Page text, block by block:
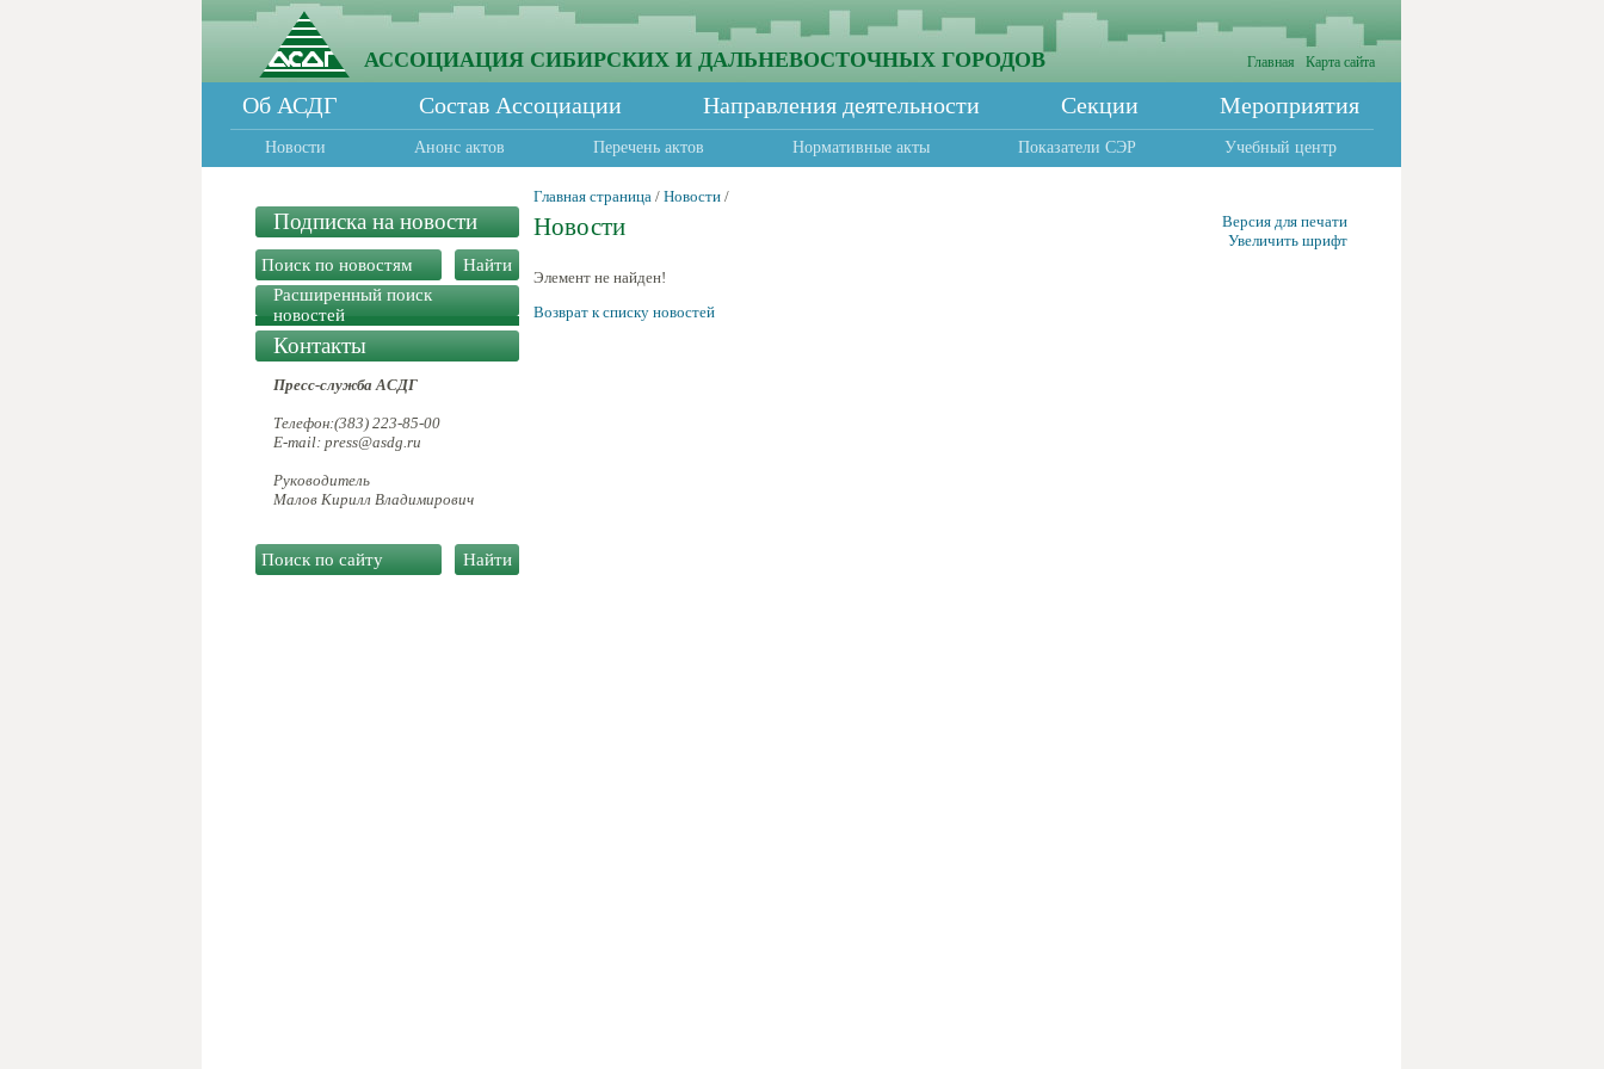
АССОЦИАЦИЯ СИБИРСКИХ И ДАЛЬНЕВОСТОЧНЫХ ГОРОДОВ Главная Карта сайта
Об АСДГ Состав Ассоциации Направления деятельности Секции Мероприятия
Новости Анонс актов Перечень актов Нормативные акты Показатели СЭР Учебный центр
Подписка на новости
Расширенный поиск
новостей
Контакты
Пресс-служба АСДГ
Телефон:(383) 223-85-00
E-mail: press@asdg.ru
Руководитель
Малов Кирилл Владимирович
Главная страница / Новости /
Новости
Версия для печати
Увеличить шрифт
Элемент не найден!
Возврат к списку новостей